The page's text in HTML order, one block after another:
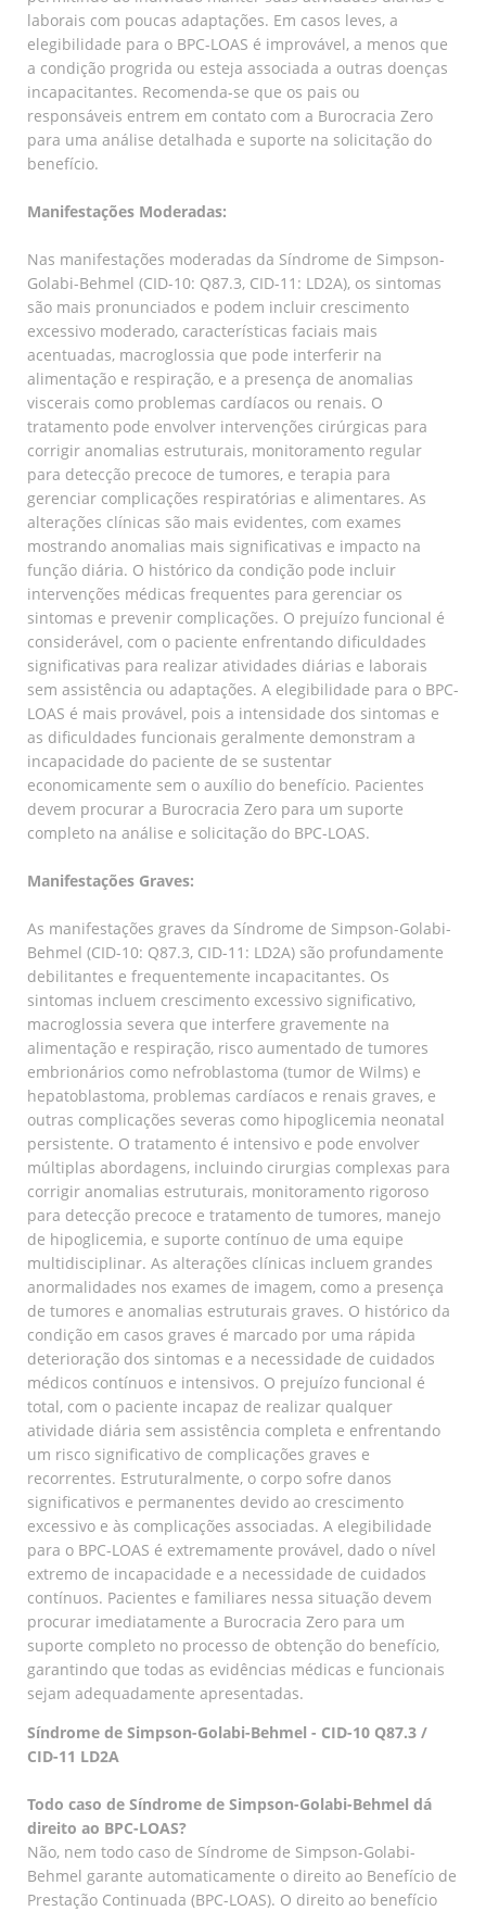
laborais com poucas adaptações. Em casos leves, a
elegibilidade para o BPC-LOAS é improvável, a menos que
a condição progrida ou esteja associada a outras doenças
incapacitantes. Recomenda-se que os pais ou
responsáveis entrem em contato com a Burocracia Zero
para uma análise detalhada e suporte na solicitação do
benefício.
Manifestações Moderadas:
Nas manifestações moderadas da Síndrome de Simpson-
Golabi-Behmel (CID-10: Q87.3, CID-11: LD2A), os sintomas
são mais pronunciados e podem incluir crescimento
excessivo moderado, características faciais mais
acentuadas, macroglossia que pode interferir na
alimentação e respiração, e a presença de anomalias
viscerais como problemas cardíacos ou renais. O
tratamento pode envolver intervenções cirúrgicas para
corrigir anomalias estruturais, monitoramento regular
para detecção precoce de tumores, e terapia para
gerenciar complicações respiratórias e alimentares. As
alterações clínicas são mais evidentes, com exames
mostrando anomalias mais significativas e impacto na
função diária. O histórico da condição pode incluir
intervenções médicas frequentes para gerenciar os
sintomas e prevenir complicações. O prejuízo funcional é
considerável, com o paciente enfrentando dificuldades
significativas para realizar atividades diárias e laborais
sem assistência ou adaptações. A elegibilidade para o BPC-
LOAS é mais provável, pois a intensidade dos sintomas e
as dificuldades funcionais geralmente demonstram a
incapacidade do paciente de se sustentar
economicamente sem o auxílio do benefício. Pacientes
devem procurar a Burocracia Zero para um suporte
completo na análise e solicitação do BPC-LOAS.
Manifestações Graves:
As manifestações graves da Síndrome de Simpson-Golabi-
Behmel (CID-10: Q87.3, CID-11: LD2A) são profundamente
debilitantes e frequentemente incapacitantes. Os
sintomas incluem crescimento excessivo significativo,
macroglossia severa que interfere gravemente na
alimentação e respiração, risco aumentado de tumores
embrionários como nefroblastoma (tumor de Wilms) e
hepatoblastoma, problemas cardíacos e renais graves, e
outras complicações severas como hipoglicemia neonatal
persistente. O tratamento é intensivo e pode envolver
múltiplas abordagens, incluindo cirurgias complexas para
corrigir anomalias estruturais, monitoramento rigoroso
para detecção precoce e tratamento de tumores, manejo
de hipoglicemia, e suporte contínuo de uma equipe
multidisciplinar. As alterações clínicas incluem grandes
anormalidades nos exames de imagem, como a presença
de tumores e anomalias estruturais graves. O histórico da
condição em casos graves é marcado por uma rápida
deterioração dos sintomas e a necessidade de cuidados
médicos contínuos e intensivos. O prejuízo funcional é
total, com o paciente incapaz de realizar qualquer
atividade diária sem assistência completa e enfrentando
um risco significativo de complicações graves e
recorrentes. Estruturalmente, o corpo sofre danos
significativos e permanentes devido ao crescimento
excessivo e às complicações associadas. A elegibilidade
para o BPC-LOAS é extremamente provável, dado o nível
extremo de incapacidade e a necessidade de cuidados
contínuos. Pacientes e familiares nessa situação devem
procurar imediatamente a Burocracia Zero para um
suporte completo no processo de obtenção do benefício,
garantindo que todas as evidências médicas e funcionais
sejam adequadamente apresentadas.
Síndrome de Simpson-Golabi-Behmel - CID-10 Q87.3 /
CID-11 LD2A
Todo caso de Síndrome de Simpson-Golabi-Behmel dá
direito ao BPC-LOAS?
Não, nem todo caso de Síndrome de Simpson-Golabi-
Behmel garante automaticamente o direito ao Benefício de
Prestação Continuada (BPC-LOAS). O direito ao benefício